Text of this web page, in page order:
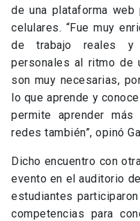
de una plataforma web
celulares. “Fue muy
de trabajo reales y
personales al ritmo de
son muy necesarias,
lo que aprende y
permite aprender
redes también”, opinó
Dicho encuentro con
evento en el auditorio
estudiantes
competencias para